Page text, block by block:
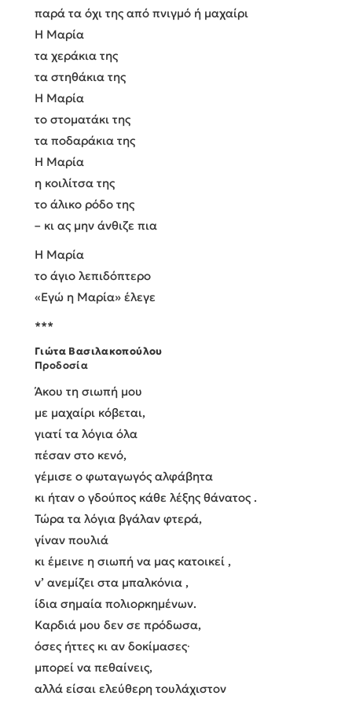
παρά τα όχι της από πνιγμό ή μαχαίρι
Η Μαρία
τα χεράκια της
τα στηθάκια της
Η Μαρία
το στοματάκι της
τα ποδαράκια της
Η Μαρία
η κοιλίτσα της
το άλικο ρόδο της
– κι ας μην άνθιζε πια
Η Μαρία
το άγιο λεπιδόπτερο
«Εγώ η Μαρία» έλεγε
***
Γιώτα Βασιλακοπούλου
Προδοσία
Άκου τη σιωπή μου
με μαχαίρι κόβεται,
γιατί τα λόγια όλα
πέσαν στο κενό,
γέμισε ο φωταγωγός αλφάβητα
κι ήταν ο γδούπος κάθε λέξης θάνατος .
Τώρα τα λόγια βγάλαν φτερά,
γίναν πουλιά
κι έμεινε η σιωπή να μας κατοικεί ,
ν’ ανεμίζει στα μπαλκόνια ,
ίδια σημαία πολιορκημένων.
Καρδιά μου δεν σε πρόδωσα,
όσες ήττες κι αν δοκίμασες∙
μπορεί να πεθαίνεις,
αλλά είσαι ελεύθερη τουλάχιστον